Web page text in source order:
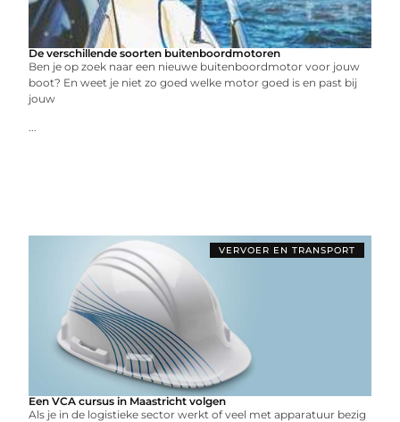
De verschillende soorten buitenboordmotoren
Ben je op zoek naar een nieuwe buitenboordmotor voor jouw
boot? En weet je niet zo goed welke motor goed is en past bij
jouw
...
VERVOER EN TRANSPORT
Een VCA cursus in Maastricht volgen
Als je in de logistieke sector werkt of veel met apparatuur bezig